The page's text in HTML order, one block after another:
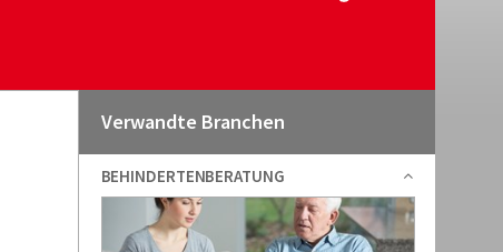
Verwandte Branchen
BEHINDERTENBERATUNG